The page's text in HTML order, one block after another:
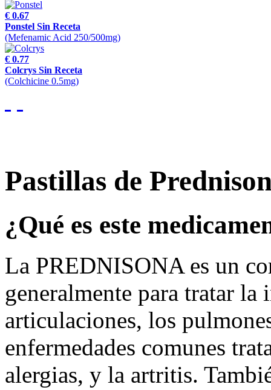
€ 0.67
Ponstel Sin Receta
(Mefenamic Acid 250/500mg)
€ 0.77
Colcrys Sin Receta
(Colchicine 0.5mg)
Pastillas de
¿Qué es este
La PREDNISONA es un
generalmente para tratar
articulaciones, los
enfermedades comunes
alergias, y la artritis.